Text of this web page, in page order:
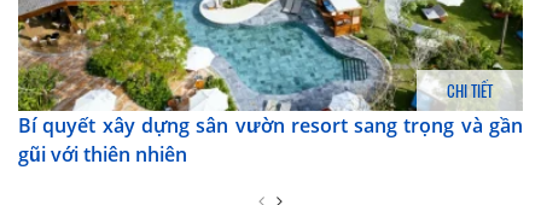
CHI TIẾT
Bí quyết xây dựng sân vườn resort sang trọng và gần
gũi với thiên nhiên